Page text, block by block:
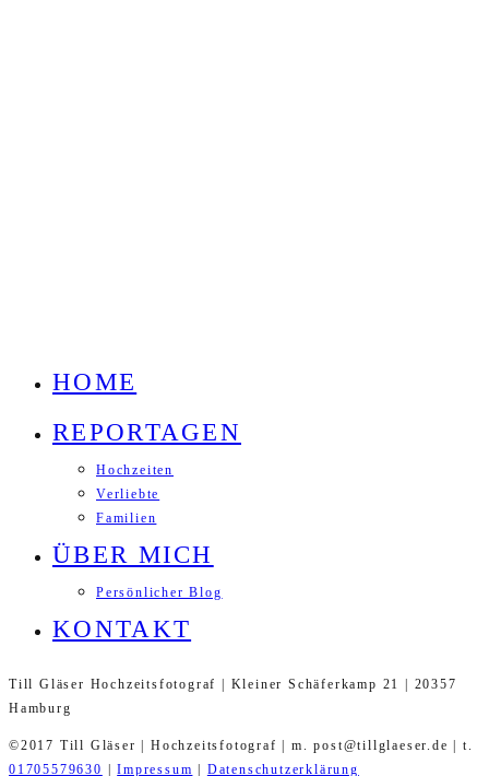
HOME
REPORTAGEN
Hochzeiten
Verliebte
Familien
ÜBER MICH
Persönlicher Blog
KONTAKT
Till Gläser Hochzeitsfotograf | Kleiner Schäferkamp 21 | 20357
Hamburg
©2017 Till Gläser | Hochzeitsfotograf | m. post@tillglaeser.de | t.
01705579630
|Impressum Datenschutzerklärung